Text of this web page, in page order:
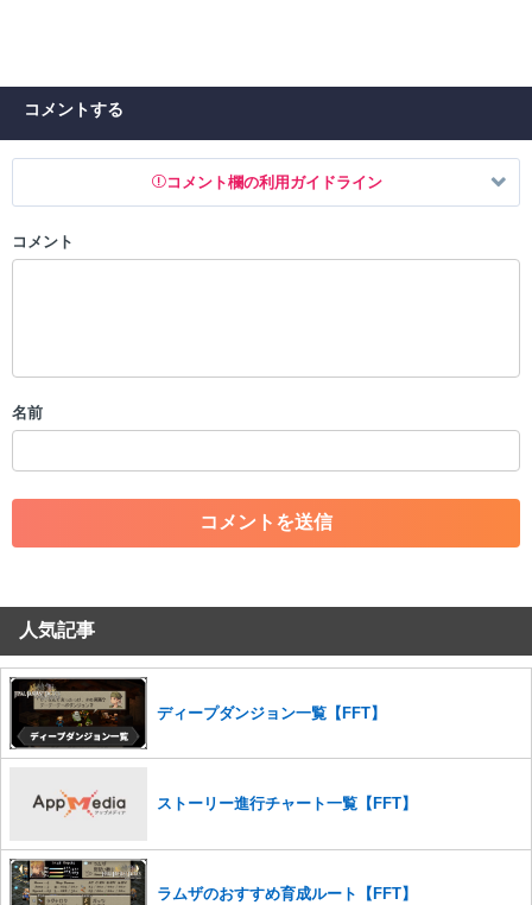
コメントする
コメント欄の利用ガイドライン
以下の書き込みを禁止とし、場合によってはコメント削除や書き込み制
・一度削除された投稿を再び投稿すること
・アカウントの売買など金銭が絡む内容の投稿
・各ゲームのネタバレを含む内容の投稿
・その他、管理者が不適切と判断した投稿
コメントの削除を申請する
せていただきます。ご了承ください。
※一度削除したコメントは復元ができませんのでご注意くだ
さい。
また、過度な利用規約の違反や、弊社に損害の及ぶ内容の書き込みがあ
かじめご理解くださいませ。
コメント
名前
人気記事
ディープダンジョン一覧【FFT】
ストーリー進行チャート一覧【FFT】
ラムザのおすすめ育成ルート【FFT】